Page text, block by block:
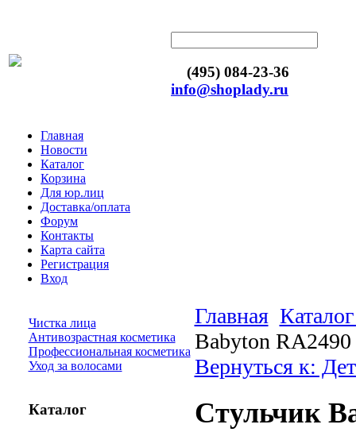
(495) 084-23-36
info@shoplady.ru
Главная
Новости
Каталог
Корзина
Для юр.лиц
Доставка/оплата
Форум
Контакты
Карта сайта
Регистрация
Вход
Чистка лица
Антивозрастная косметика
Профессиональная косметика
Уход за волосами
Каталог
Главная
Babyton RA2490
Вернуться к:
Стульчик